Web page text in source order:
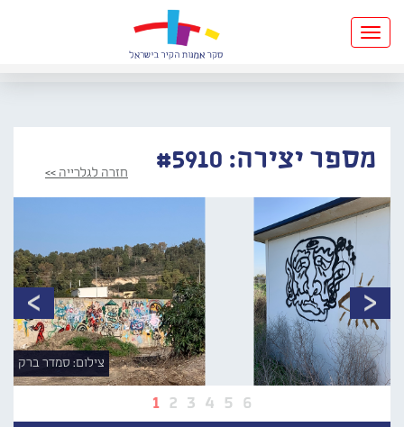
Toggle
navigation
מספר יצירה: #5910 חזרה לגלרייה >>
1 2 3 4 5 6
צילום: סמדר ברק